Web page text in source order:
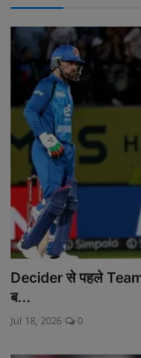
Decider से पहले
ब...
Jul 18, 2026 0